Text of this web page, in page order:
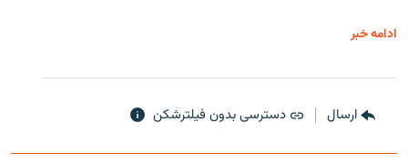
ادامه خبر
ارسال دسترسی بدون فیلترشکن